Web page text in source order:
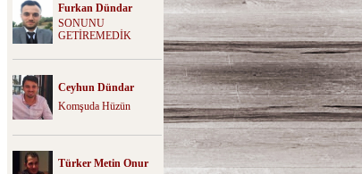
Furkan Dündar
SONUNU
GETİREMEDİK
Ceyhun Dündar
Komşuda Hüzün
Türker Metin Onur